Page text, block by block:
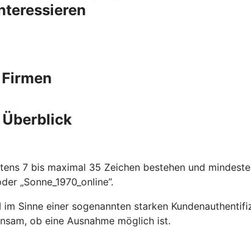
7 bis maximal 35 Zeichen bestehen und
„Sonne_1970_online”.
im Sinne einer sogenannten starken
ob eine Ausnahme möglich ist.